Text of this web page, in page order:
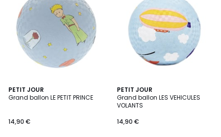
PETIT JOUR
Grand ballon LE PETIT PRINCE
14,90 €
PETIT JOUR
Grand ballon LES VEHICULES
VOLANTS
14,90 €